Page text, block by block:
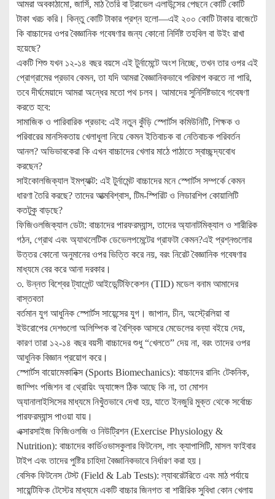
আমরা অবকাঠামো, জার্সি, মাঠ তৈরি বা ট্রাভেল এলাউন্সের পেছনে কোটি কোটি
টাকা খরচ করি। কিন্তু কোটি টাকার প্রশ্ন হলো—এই ২০০ কোটি টাকার বাজেটে
কি বাচ্চাদের ওপর বৈজ্ঞানিক গবেষণার জন্য কোনো নির্দিষ্ট তহবিল বা উইং রাখা
হয়েছে?
একটি শিশু যখন ১২-১৪ বছর বয়সে এই টুর্নামেন্টে অংশ নিচ্ছে, তখন তার ওপর এই
প্রোগ্রামের প্রভাব কেমন, তা যদি আমরা বৈজ্ঞানিকভাবে পরিমাপ করতে না পারি,
তবে দীর্ঘমেয়াদে আমরা অন্ধের মতো পথ চলব। আমাদের সুনির্দিষ্টভাবে গবেষণা
করতে হবে:
সামাজিক ও পারিবারিক প্রভাব: এই নতুন কুঁড়ি স্পোর্টস কমিউনিটি, শিক্ষক ও
পরিবারের মানসিকতায় খেলাধুলা নিয়ে কেমন ইতিবাচক বা নেতিবাচক পরিবর্তন
আনল? অভিভাবকেরা কি এখন বাচ্চাদের খেলার মাঠে পাঠাতে স্বাচ্ছন্দ্যবোধ
করছেন?
সাইকোলজিক্যাল ইমপ্যাক্ট: এই টুর্নামেন্ট বাচ্চাদের মনে স্পোর্টস সম্পর্কে কেমন
ধারণা তৈরি করছে? তাদের আত্মবিশ্বাস, টিম-স্পিরিট ও লিডারশিপ কোয়ালিটি
কতটুকু বাড়ছে?
ফিজিওলজিক্যাল ডেটা: বাচ্চাদের পারফরম্যান্স, তাদের অ্যানাটমিক্যাল ও শারীরিক
গঠন, গ্রোথ এবং অ্যাথলেটিক ডেভেলপমেন্টের গ্রাফটা কেমন?এই প্রশ্নগুলোর
উত্তর কোনো অনুমানের ওপর ভিত্তি করে নয়, বরং নিরেট বৈজ্ঞানিক গবেষণার
মাধ্যমে বের করে আনা দরকার।
৩. উন্নত বিশ্বের ট্যালেন্ট আইডেন্টিফিকেশন (TID) মডেল বনাম আমাদের
বাস্তবতা
বর্তমান যুগ আধুনিক স্পোর্টস সায়েন্সের যুগ। জাপান, চীন, অস্ট্রেলিয়া বা
ইউরোপের দেশগুলো অলিম্পিক বা বৈশ্বিক আসরে মেডেলের বন্যা বইয়ে দেয়,
কারণ তারা ১২-১৪ বছর বয়সী বাচ্চাদের শুধু “খেলতে” দেয় না, বরং তাদের ওপর
আধুনিক বিজ্ঞান প্রয়োগ করে।
স্পোর্টস বায়োমেকানিক্স (Sports Biomechanics): বাচ্চাদের রানিং টেকনিক,
জাম্পিং পজিশন বা থ্রোয়িং অ্যাঙ্গেল ঠিক আছে কি না, তা মোশন
অ্যানালাইসিসের মাধ্যমে নিখুঁতভাবে দেখা হয়, যাতে ইনজুরি মুক্ত থেকে সর্বোচ্চ
পারফরম্যান্স পাওয়া যায়।
এক্সারসাইজ ফিজিওলজি ও নিউট্রিশন (Exercise Physiology &
Nutrition): বাচ্চাদের কার্ডিওভাসকুলার ফিটনেস, লাং ক্যাপাসিটি, মাসল ফাইবার
টাইপ এবং তাদের পুষ্টির চাহিদা বৈজ্ঞানিকভাবে নির্ধারণ করা হয়।
বেসিক ফিটনেস টেস্ট (Field & Lab Tests): ল্যাবরেটরিতে এবং মাঠ পর্যায়ে
সায়েন্টিফিক টেস্টের মাধ্যমে একটি বাচ্চার জিনগত বা শারীরিক সুবিধা কোন খেলায়